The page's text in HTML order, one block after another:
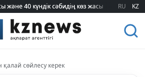
және 40 күндік сәбидің көз жасы:
және 40 күндік сәбидің көз жасы: RU KZ
сөйлесу керек